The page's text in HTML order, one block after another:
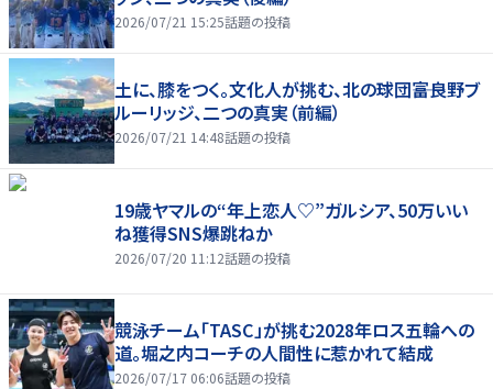
2026/07/21 15:25話題の投稿
土に、膝をつく。文化人が挑む、北の球団――富良野ブ
ルーリッジ、二つの真実（前編）
2026/07/21 14:48話題の投稿
19歳ヤマルの“年上恋人♡”ガルシア、50万いい
ね獲得SNS爆跳ねか
2026/07/20 11:12話題の投稿
競泳チーム「TASC」が挑む2028年ロス五輪への
道。堀之内コーチの人間性に惹かれて結成
2026/07/17 06:06話題の投稿